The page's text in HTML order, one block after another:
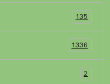
135
1336
2